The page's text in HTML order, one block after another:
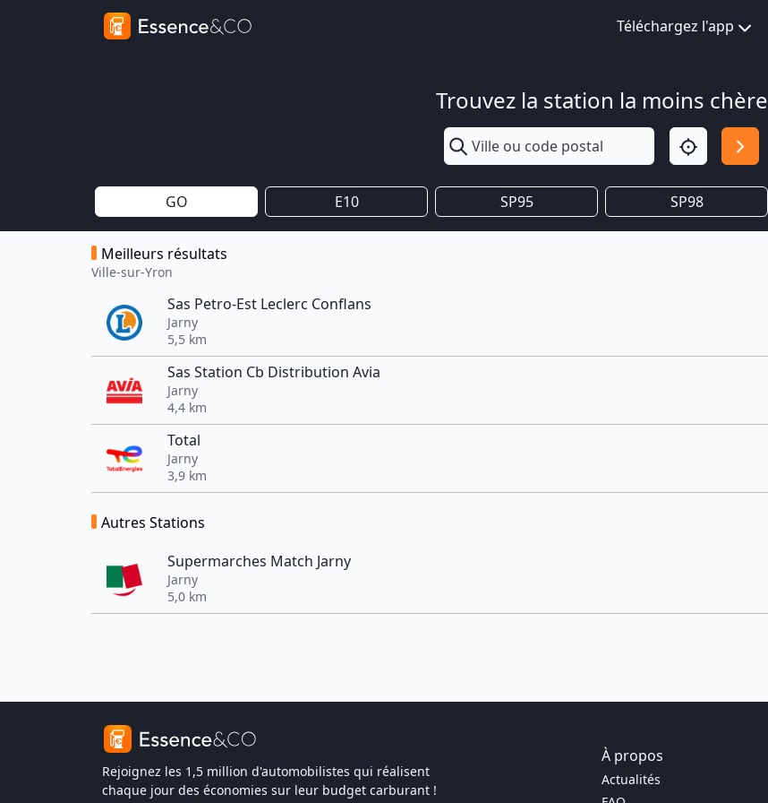
Téléchargez l'app
Trouvez la station la moins chère
GO E10 SP95 SP98
Meilleurs résultats
Ville-sur-Yron
Sas Petro-Est Leclerc Conflans
Jarny
5,5 km
Sas Station Cb Distribution Avia
Jarny
4,4 km
Total
Jarny
3,9 km
Autres Stations
Supermarches Match Jarny
Jarny
5,0 km
Rejoignez les 1,5 million d'automobilistes qui réalisent
chaque jour des économies sur leur budget carburant !
À propos
Actualités